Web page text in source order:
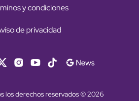
y condiciones
de privacidad
los derechos reservados © 2026